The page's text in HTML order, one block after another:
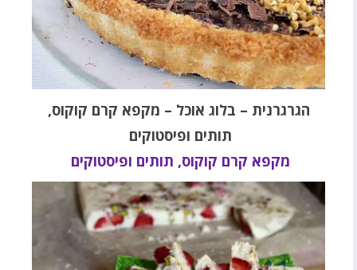
הגרגרנית – בלוג אוכל – מקפא קרם קוקוס,
תותים ופיסטוקים
מקפא קרם קוקוס, תותים ופיסטוקים